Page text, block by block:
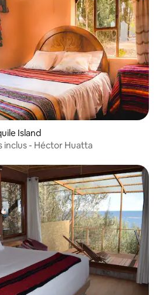
Island
inclus - Héctor Huatta